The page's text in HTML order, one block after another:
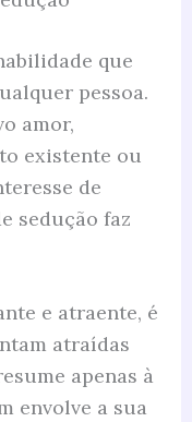
que
pessoa.
amor,
existente ou
de
sedução faz
e atraente, é
atraídas
apenas à
envolve a sua